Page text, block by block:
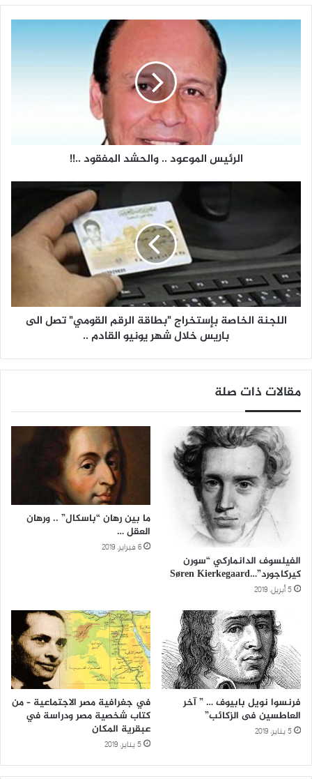
الرئيس
الموعود
..
الرئيس الموعود .. والحشد المفقود ..!!
"بطاقة
الرقم
القومي"
تصل
باريس
شهر
يونيو
القادم
اللجنة الخاصة بإستخراج "بطاقة الرقم القومي" تصل الى
باريس خلال شهر يونيو القادم ..
مقالات ذات صلة
الفيلسوف الدانماركي “سورن
كيركاجورد”…Søren Kierkegaard
5 أبريل، 2019
ما بين رهان “باسكال” .. ورهان
العقل …
6 فبراير، 2019
فرنسوا نويل بابيوف … ” آخر
العاطسين فى الزكائب”
5 يناير، 2019
في جغرافية مصر الاجتماعية – من
كتاب شخصية مصر ودراسة في
عبقرية المكان
5 يناير، 2019